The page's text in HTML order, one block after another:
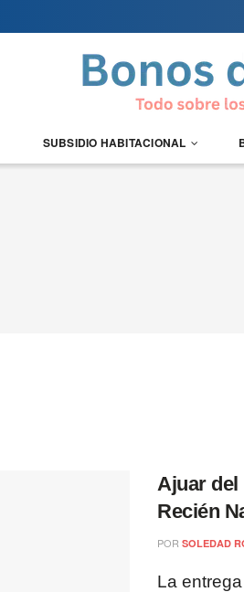
SUBSIDIO HABITACIONAL
Ajuar del
Recién
POR SOLEDAD
La